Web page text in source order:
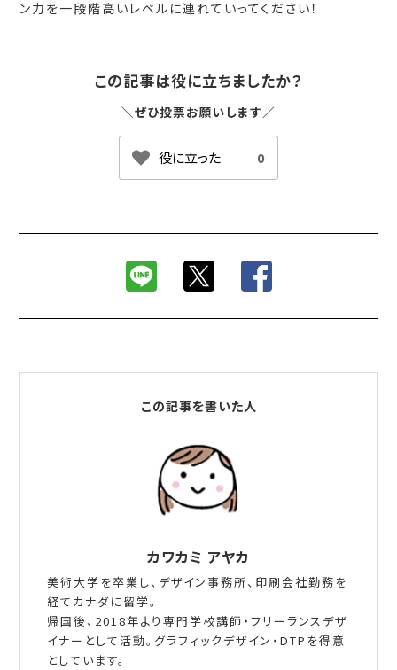
ン力を一段階高いレベルに連れていってください！
この記事は役に立ちましたか？
＼ぜひ投票お願いします／
0
この記事を書いた人
カワカミ アヤカ
美術大学を卒業し、デザイン事務所、印刷会社勤務を
経てカナダに留学。
帰国後、2018年より専門学校講師・フリーランスデザ
イナーとして活動。グラフィックデザイン・DTPを得意
としています。